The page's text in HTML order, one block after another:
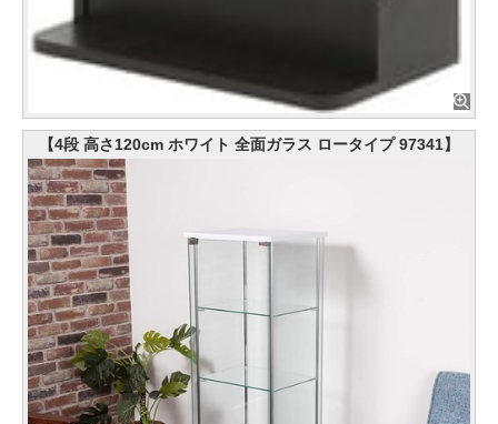
【4段 高さ120cm ホワイト 全面ガラス ロータイプ 97341】